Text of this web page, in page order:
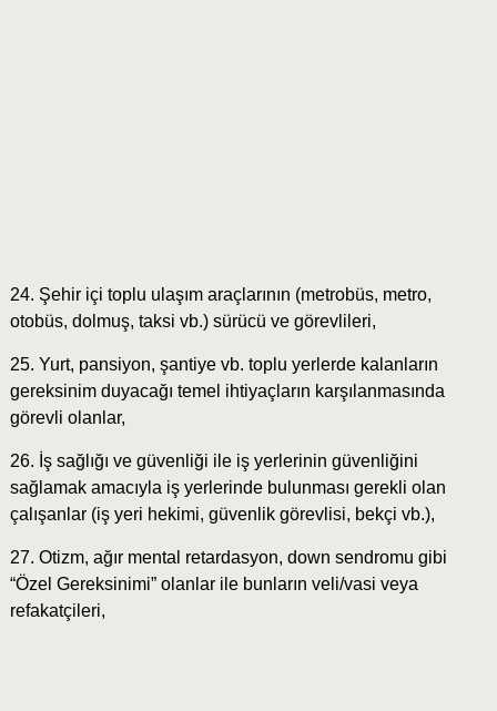
24. Şehir içi toplu ulaşım araçlarının (metrobüs, metro,
otobüs, dolmuş, taksi vb.) sürücü ve görevlileri,
25. Yurt, pansiyon, şantiye vb. toplu yerlerde kalanların
gereksinim duyacağı temel ihtiyaçların karşılanmasında
görevli olanlar,
26. İş sağlığı ve güvenliği ile iş yerlerinin güvenliğini
sağlamak amacıyla iş yerlerinde bulunması gerekli olan
çalışanlar (iş yeri hekimi, güvenlik görevlisi, bekçi vb.),
27. Otizm, ağır mental retardasyon, down sendromu gibi
“Özel Gereksinimi” olanlar ile bunların veli/vasi veya
refakatçileri,